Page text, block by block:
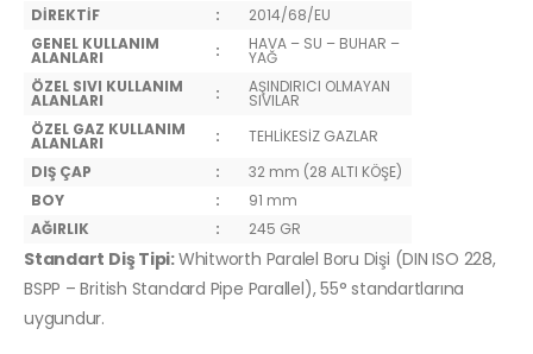
DİREKTİF
:
2014/68/EU
GENEL KULLANIM
ALANLARI : HAVA – SU – BUHAR –
YAĞ
ÖZEL SIVI KULLANIM
ALANLARI : AŞINDIRICI OLMAYAN
SIVILAR
ÖZEL GAZ KULLANIM
ALANLARI :
TEHLİKESİZ GAZLAR
DIŞ ÇAP
:
32 mm (28 ALTI KÖŞE)
BOY
:
91 mm
AĞIRLIK
: 245 GR
Standart Diş Tipi:Whitworth Paralel Boru Dişi (DIN ISO 228,
BSPP – British Standard Pipe Parallel), 55° standartlarına
uygundur.